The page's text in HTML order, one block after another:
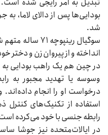
بودایی‌ها پس از دالای لاما،
شد.
سوگیال
انداخته و از پیروان زن و دختر
درخواست او را انجام
استفاده از تکنیک‌های کنترل
رابطه جنسی با خود می‌کرده